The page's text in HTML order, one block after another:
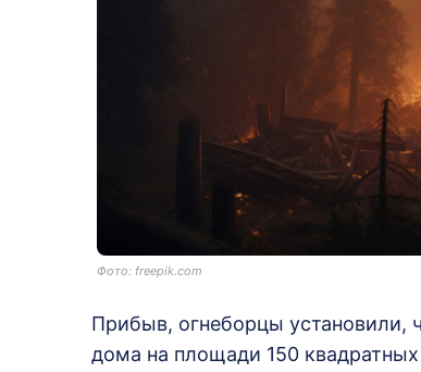
Фото: freepik.com
Прибыв, огнеборцы установили,
дома на площади 150